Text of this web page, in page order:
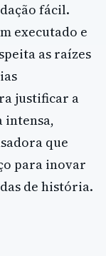
fácil.
executado e
as raízes
justificar a
intensa,
que
para inovar
de história.